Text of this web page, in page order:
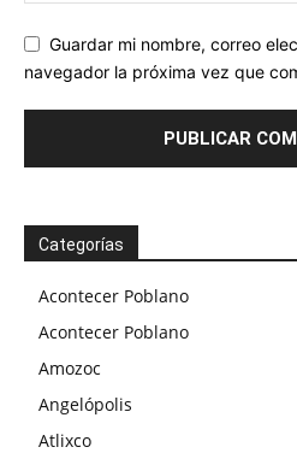
Guardar mi nombre, correo
navegador la próxima vez que
Categorías
Acontecer Poblano
Acontecer Poblano
Amozoc
Angelópolis
Atlixco